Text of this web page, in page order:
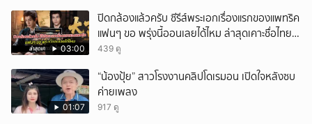
03:00
ปิดกล้องแล้วครับ ซีรีส์พระเอกเรื่องแรกของแพทริค
แฟนๆ ขอ พรุ่งนี้ออนเลยได้ไหม ล่าสุดเคาะชื่อไทย
แล้ว
439 ดู
01:07
“น้องปุ้ย” สาวโรงงานคลิปโดเรมอน เปิดใจหลังซบ
ค่ายเพลง
917 ดู